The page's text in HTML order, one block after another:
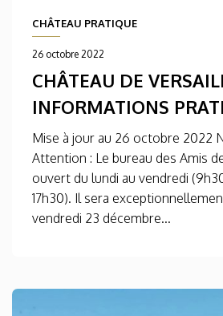
CHÂTEAU PRATIQUE
26 octobre 2022
CHÂTEAU DE
INFORMATIONS
Mise à jour au 26 octobre 2022
Attention : Le bureau des Amis
ouvert du lundi au vendredi
17h30). Il sera
vendredi 23 décembre...